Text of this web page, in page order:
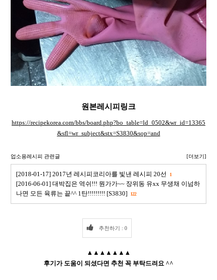
원본레시피링크
https://recipekorea.com/bbs/board.php?bo_table=ld_0502&wr_id=13365
&sfl=wr_subject&stx=S3830&sop=and
업소용레시피 관련글 [더보기]
[2018-01-17] 2017년 레시피코리아를 빛낸 레시피 20선 1
[2016-06-01] 대박집은 역쉬!!! 뭔가가~~ 장위동 유xx 무생채 이넘하
나면 모든 육류는 끝^^ 1탄!!!!!!!!! [S3830]
122
추천하기 : 0
▲▲▲▲▲▲▲
후기가 도움이 되셨다면 추천 꼭 부탁드려요 ^^